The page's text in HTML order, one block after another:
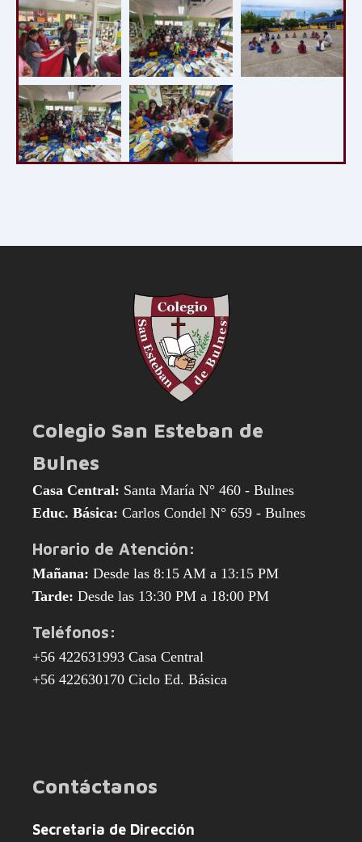
Colegio San Esteban de
Bulnes
Casa Central: Santa María N° 460 - Bulnes
Educ. Básica: Carlos Condel N° 659 - Bulnes
Horario de Atención:
Mañana: Desde las 8:15 AM a 13:15 PM
Tarde: Desde las 13:30 PM a 18:00 PM
Teléfonos:
+56 422631993 Casa Central
+56 422630170 Ciclo Ed. Básica
Contáctanos
Secretaria de Dirección